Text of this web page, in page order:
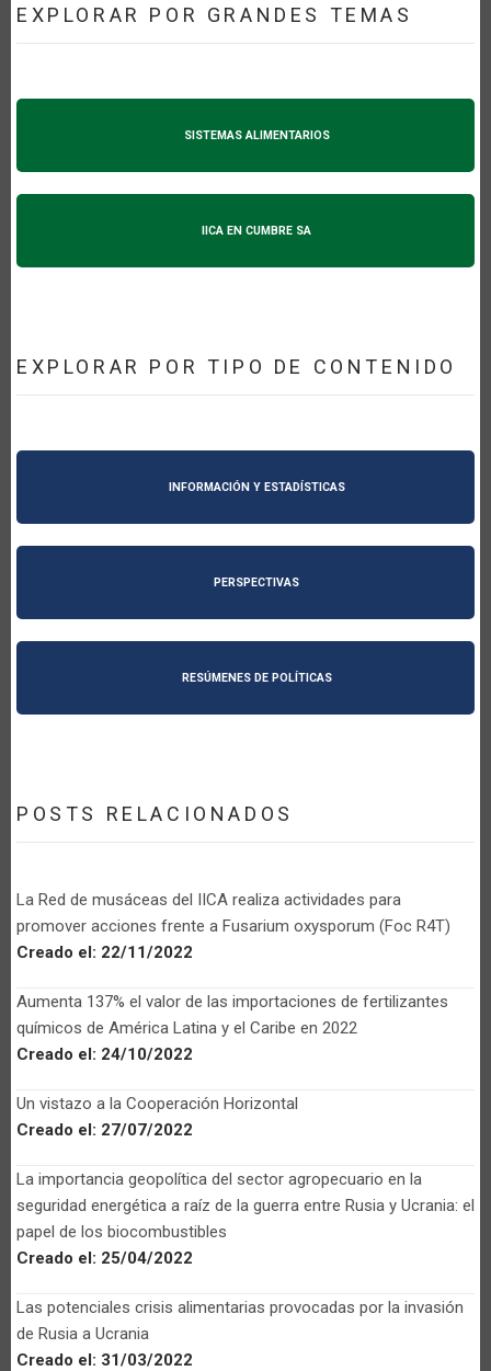
EXPLORAR POR GRANDES TEMAS
SISTEMAS ALIMENTARIOS
IICA EN CUMBRE SA
EXPLORAR POR TIPO DE CONTENIDO
INFORMACIÓN Y ESTADÍSTICAS
PERSPECTIVAS
RESÚMENES DE POLÍTICAS
POSTS RELACIONADOS
La Red de musáceas del IICA realiza actividades para
promover acciones frente a Fusarium oxysporum (Foc R4T)
Creado el: 22/11/2022
Aumenta 137% el valor de las importaciones de fertilizantes
químicos de América Latina y el Caribe en 2022
Creado el: 24/10/2022
Un vistazo a la Cooperación Horizontal
Creado el: 27/07/2022
La importancia geopolítica del sector agropecuario en la
seguridad energética a raíz de la guerra entre Rusia y Ucrania: el
papel de los biocombustibles
Creado el: 25/04/2022
Las potenciales crisis alimentarias provocadas por la invasión
de Rusia a Ucrania
Creado el: 31/03/2022